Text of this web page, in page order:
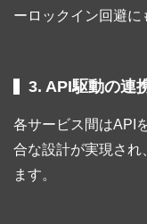
ーロックイン回避に
3. API駆動の連
各サービス間はAPI
合な設計が実現され
ます。